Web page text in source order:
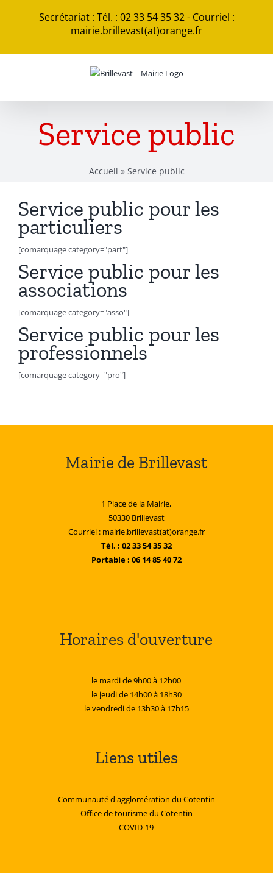
Secrétariat : Tél. : 02 33 54 35 32 - Courriel :
mairie.brillevast(at)orange.fr
Service public
Accueil » Service public
Service public pour les
particuliers
[comarquage category="part"]
Service public pour les
associations
[comarquage category="asso"]
Service public pour les
professionnels
[comarquage category="pro"]
Mairie de Brillevast
1 Place de la Mairie,
50330 Brillevast
Courriel : mairie.brillevast(at)orange.fr
Tél. : 02 33 54 35 32
Portable : 06 14 85 40 72
Horaires d'ouverture
le mardi de 9h00 à 12h00
le jeudi de 14h00 à 18h30
le vendredi de 13h30 à 17h15
Liens utiles
Communauté d'agglomération du Cotentin
Office de tourisme du Cotentin
COVID-19